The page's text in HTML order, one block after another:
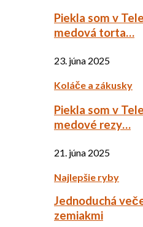
Piekla som v
medová torta…
23. júna 2025
Koláče a zákusky
Piekla som v
medové rezy…
21. júna 2025
Najlepšie ryby
Jednoduchá
zemiakmi